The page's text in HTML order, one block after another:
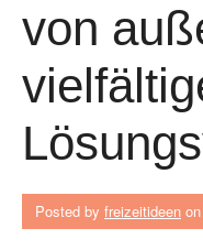
von
Posted by freizeitideen on